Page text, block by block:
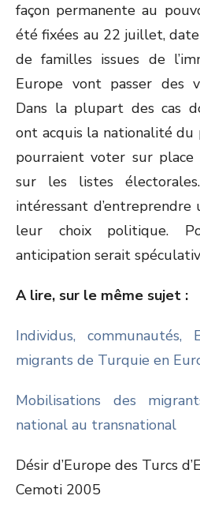
façon permanente au
été fixées au 22 juillet,
de familles issues de
Europe vont passer des
Dans la plupart des cas
ont acquis la nationalité du
pourraient voter sur place
sur les listes
intéressant
leur choix politique.
anticipation serait
A lire, sur le même sujet :
Individus,
migrants de Turquie en
Mobilisations des
national au transnational
Désir d’Europe des Turcs
Cemoti 2005